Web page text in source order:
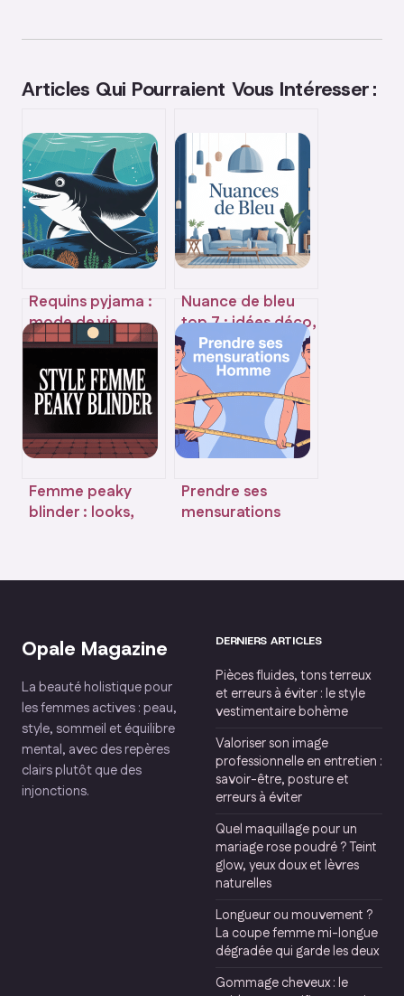
Articles Qui Pourraient Vous Intéresser :
Requins pyjama :
mode de vie,
habitat et conseils
d’observation
Nuance de bleu
top 7 : idées déco,
significations et
associations
réussies
Femme peaky
blinder : looks,
Prendre ses
mensurations
choisir la bonne
Opale Magazine
La beauté holistique pour
les femmes actives : peau,
style, sommeil et équilibre
mental, avec des repères
clairs plutôt que des
injonctions.
DERNIERS ARTICLES
Pièces fluides, tons terreux
et erreurs à éviter : le style
vestimentaire bohème
Valoriser son image
professionnelle en entretien :
savoir-être, posture et
erreurs à éviter
Quel maquillage pour un
mariage rose poudré ? Teint
glow, yeux doux et lèvres
naturelles
Longueur ou mouvement ?
La coupe femme mi-longue
dégradée qui garde les deux
Gommage cheveux : le